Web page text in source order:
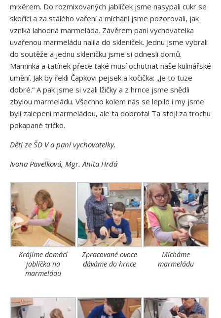
mixérem. Do rozmixovaných jablíček jsme nasypali cukr se
skořicí a za stálého vaření a míchání jsme pozorovali, jak
vzniká lahodná marmeláda. Závěrem paní vychovatelka
uvařenou marmeládu nalila do skleniček. Jednu jsme vybrali
do soutěže a jednu skleničku jsme si odnesli domů.
Maminka a tatínek přece také musí ochutnat naše kulinářské
umění. Jak by řekli Čapkovi pejsek a kočička: „Je to tuze
dobré.“ A pak jsme si vzali lžičky a z hrnce jsme snědli
zbylou marmeládu. Všechno kolem nás se lepilo i my jsme
byli zalepení marmeládou, ale ta dobrota! Ta stojí za trochu
pokapané tričko.
Děti ze ŠD V a paní vychovatelky.
Ivona Pavelková, Mgr. Anita Hrdá
Krájíme domácí
jablíčka na
marmeládu
Zpracované ovoce
dáváme do hrnce
Mícháme
marmeládu